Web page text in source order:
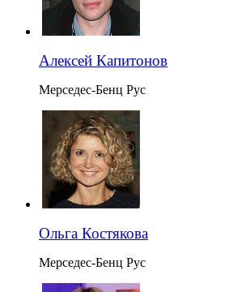
Алексей Капитонов
Мерседес-Бенц Рус
Ольга Костякова
Мерседес-Бенц Рус